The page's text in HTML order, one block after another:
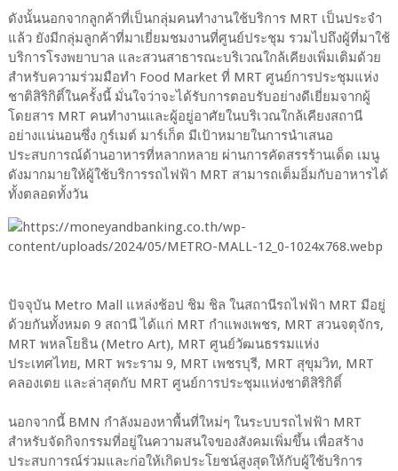
ดังนั้นนอกจากลูกค้าที่เป็นกลุ่มคนทำงานใช้บริการ MRT เป็นประจำ
แล้ว ยังมีกลุ่มลูกค้าที่มาเยี่ยมชมงานที่ศูนย์ประชุม รวมไปถึงผู้ที่มาใช้
บริการโรงพยาบาล และสวนสาธารณะบริเวณใกล้เคียงเพิ่มเติมด้วย
สำหรับความร่วมมือทำ Food Market ที่ MRT ศูนย์การประชุมแห่ง
ชาติสิริกิติ์ในครั้งนี้ มั่นใจว่าจะได้รับการตอบรับอย่างดีเยี่ยมจากผู้
โดยสาร MRT คนทำงานและผู้อยู่อาศัยในบริเวณใกล้เคียงสถานี
อย่างแน่นอนซึ่ง กูร์เมต์ มาร์เก็ต มีเป้าหมายในการนำเสนอ
ประสบการณ์ด้านอาหารที่หลากหลาย ผ่านการคัดสรรร้านเด็ด เมนู
ดังมากมายให้ผู้ใช้บริการรถไฟฟ้า MRT สามารถเต็มอิ่มกับอาหารได้
ทั้งตลอดทั้งวัน
ปัจจุบัน Metro Mall แหล่งช้อป ชิม ชิล ในสถานีรถไฟฟ้า MRT มีอยู่
ด้วยกันทั้งหมด 9 สถานี ได้แก่ MRT กำแพงเพชร, MRT สวนจตุจักร,
MRT พหลโยธิน (Metro Art), MRT ศูนย์วัฒนธรรมแห่ง
ประเทศไทย, MRT พระราม 9, MRT เพชรบุรี, MRT สุขุมวิท, MRT
คลองเตย และล่าสุดกับ MRT ศูนย์การประชุมแห่งชาติสิริกิติ์
นอกจากนี้ BMN กำลังมองหาพื้นที่ใหม่ๆ ในระบบรถไฟฟ้า MRT
สำหรับจัดกิจกรรมที่อยู่ในความสนใจของสังคมเพิ่มขึ้น เพื่อสร้าง
ประสบการณ์ร่วมและก่อให้เกิดประโยชน์สูงสุดให้กับผู้ใช้บริการ